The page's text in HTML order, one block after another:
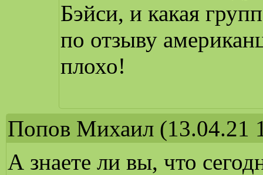
Бэйси, и какая
по отзыву
плохо!
Попов Михаил (13.04.21
А знаете ли вы, что